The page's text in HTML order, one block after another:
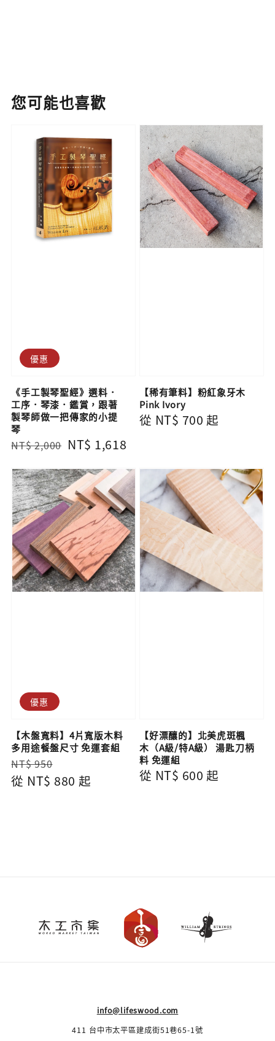
您可能也喜歡
優惠
《手工製琴聖經》選料．
工序．琴漆．鑑賞，跟著
製琴師做一把傳家的小提
琴
Regular
NT$ 2,000 Sale
NT$ 1,618
【稀有筆料】粉紅象牙木
Pink Ivory
Regular
從 NT$ 700 起
優惠
【木盤寬料】4片寬版木料
多用途餐盤尺寸 免運套組
Regular
price
NT$ 950
price
從 NT$ 880 起
【好漂釀的】北美虎斑楓
木（A級/特A級） 湯匙刀柄
料 免運組
Regular
從 NT$ 600 起
info@lifeswood.com
411 台中市太平區建成街51巷65-1號